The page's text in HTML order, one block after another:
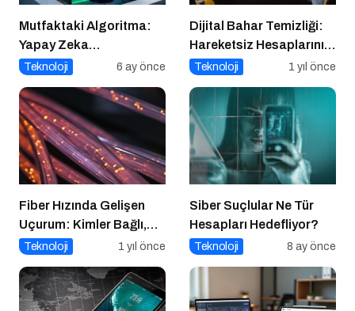
Mutfaktaki Algoritma:
Yapay Zeka
Gastronomiyi Nasıl
Teknoloji 6 ay önce
Dijital Bahar Temizliği:
Hareketsiz Hesaplarınızı
Temizlemenin Zamanı
Teknoloji 1 yıl önce
Fiber Hızında Gelişen
Uçurum: Kimler Bağlı,
Kimler Dışarıda
Teknoloji 1 yıl önce
Siber Suçlular Ne Tür
Hesapları Hedefliyor?
Teknoloji 8 ay önce